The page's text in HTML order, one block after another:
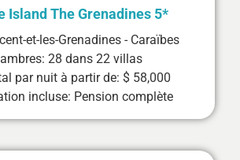
Island The Grenadines 5*
et-les-Grenadines - Caraïbes
28 dans 22 villas
par nuit à partir de: $ 58,000
incluse: Pension complète